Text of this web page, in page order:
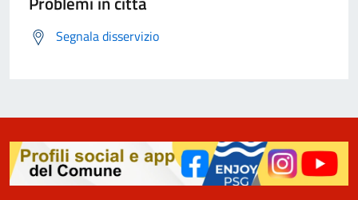
Segnala disservizio